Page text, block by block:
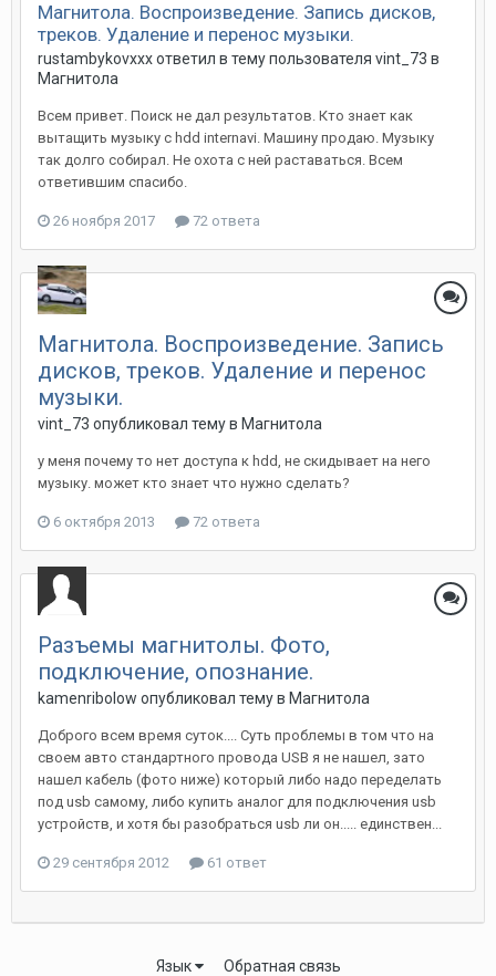
Магнитола. Воспроизведение. Запись дисков,
треков. Удаление и перенос музыки.
rustambykovxxxответил в тему пользователя vint_73 в
Магнитола
Всем привет. Поиск не дал результатов. Кто знает как
вытащить музыку с hdd internavi. Машину продаю. Музыку
так долго собирал. Не охота с ней раставаться. Всем
ответившим спасибо.
26 ноября 2017 72 ответа
Магнитола. Воспроизведение. Запись
дисков, треков. Удаление и перенос
музыки.
vint_73 опубликовал тему в Магнитола
у меня почему то нет доступа к hdd, не скидывает на него
музыку. может кто знает что нужно сделать?
6 октября 2013 72 ответа
Разъемы магнитолы. Фото,
подключение, опознание.
kamenribolow опубликовал тему в Магнитола
Доброго всем время суток.... Суть проблемы в том что на
своем авто стандартного провода USB я не нашел, зато
нашел кабель (фото ниже) который либо надо переделать
под usb самому, либо купить аналог для подключения usb
устройств, и хотя бы разобраться usb ли он..... единствен...
29 сентября 2012 61 ответ
Язык Обратная связь